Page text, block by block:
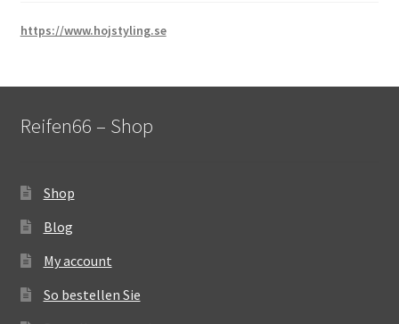
https://www.hojstyling.se
Reifen66 – Shop
Shop
Blog
My account
So bestellen Sie